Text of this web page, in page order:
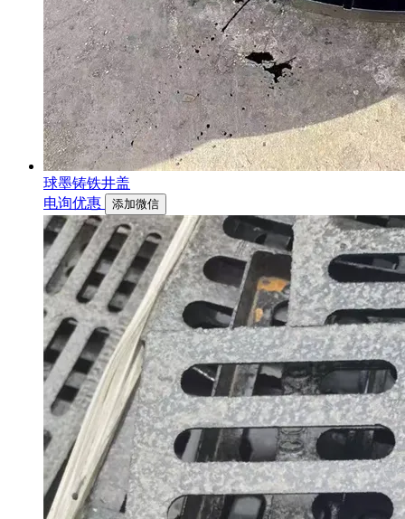
球墨铸铁井盖
电询优惠
添加微信